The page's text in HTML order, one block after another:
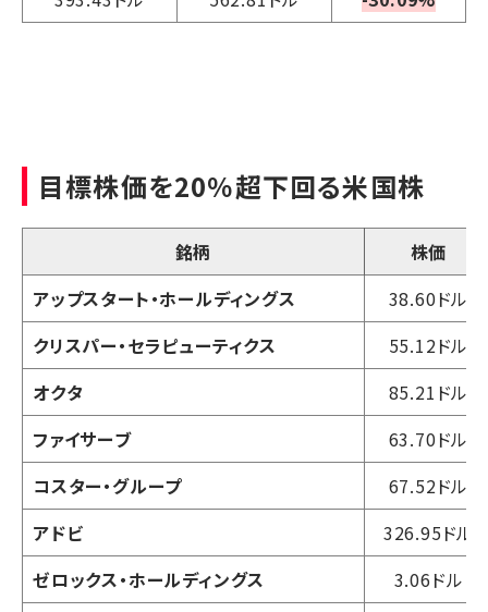
目標株価を20％超下回る米国株
銘柄
株価
アップスタート・ホールディングス
38.60ドル
クリスパー・セラピューティクス
55.12ドル
オクタ
85.21ドル
ファイサーブ
63.70ドル
コスター・グループ
67.52ドル
アドビ
326.95ドル
ゼロックス・ホールディングス
3.06ドル